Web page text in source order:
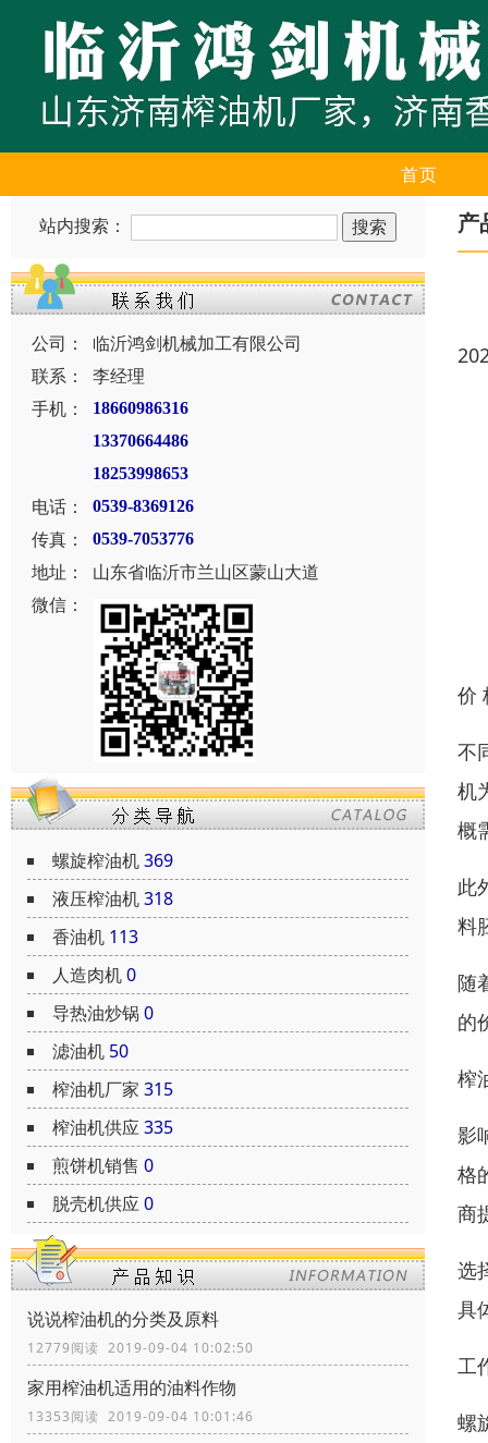
首页
站内搜索：
公司：
临沂鸿剑机械加工有限公司
联系：
李经理
手机：
18660986316
13370664486
18253998653
电话： 0539-8369126
传真： 0539-7053776
地址：
山东省临沂市兰山区蒙山大道
微信：
螺旋榨油机369
液压榨油机318
香油机 113
人造肉机0
导热油炒锅 0
滤油机 50
榨油机厂家 315
榨油机供应335
煎饼机销售 0
脱壳机供应0
说说榨油机的分类及原料
12779阅读 2019-09-04 10:02:50
家用榨油机适用的油料作物
13353阅读 2019-09-04 10:01:46
产
价
不
机
概
此
料
随
的
榨
影
格
商
选
具
工
螺